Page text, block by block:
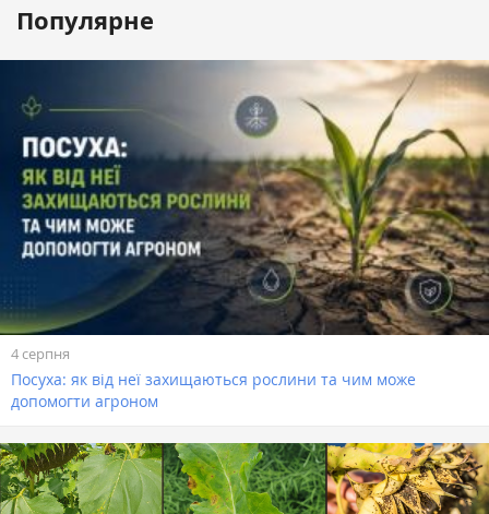
Популярне
4 серпня
Посуха: як від неї захищаються рослини та чим може
допомогти агроном